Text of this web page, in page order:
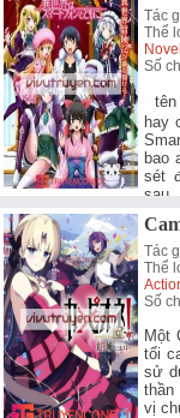
Tác
Thể
Novel
Số
tên
hay
bao
sét
Tác
Thể
Số
Một
tối
sử
thần
vị